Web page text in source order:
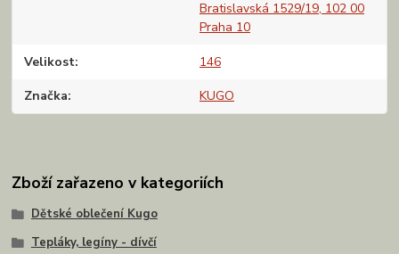
Bratislavská 1529/19, 102 00
Praha 10
Velikost 146
Značka KUGO
Zboží zařazeno v kategoriích
Dětské oblečení Kugo
Tepláky, legíny - dívčí